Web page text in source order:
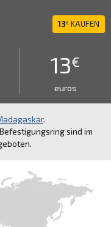
13€ KAUFEN
13€
euros
.
sind im